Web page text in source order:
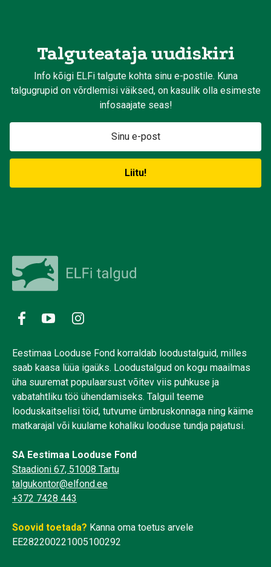
Talguteataja uudiskiri
Info kõigi ELFi talgute kohta sinu e-postile. Kuna
talgugrupid on võrdlemisi väiksed, on kasulik olla esimeste
infosaajate seas!
Eestimaa Looduse Fond korraldab loodustalguid, milles
saab kaasa lüüa igaüks. Loodustalgud on kogu maailmas
üha suuremat populaarsust võitev viis puhkuse ja
vabatahtliku töö ühendamiseks. Talguil teeme
looduskaitselisi töid, tutvume ümbruskonnaga ning käime
matkarajal või kuulame kohaliku looduse tundja pajatusi.
SA Eestimaa Looduse Fond
Staadioni 67, 51008 Tartu
talgukontor@elfond.ee
+372 7428 443
Soovid toetada? Kanna oma toetus arvele
EE282200221005100292